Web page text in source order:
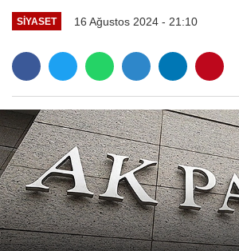
SIYASET 16 Ağustos 2024 - 21:10